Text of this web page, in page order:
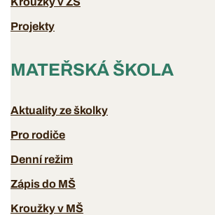
Projekty
MATEŘSKÁ ŠKOLA
Aktuality ze školky
Pro rodiče
Denní režim
Zápis do MŠ
Kroužky v MŠ